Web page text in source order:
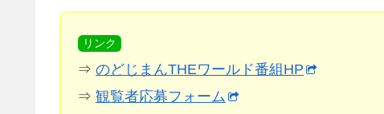
リンク
⇒ のどじまんTHEワールド番組HP
⇒ 観覧者応募フォーム